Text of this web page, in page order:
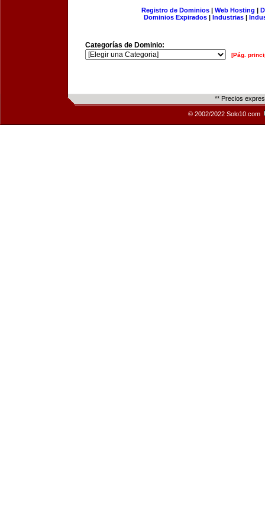
Registro de Dominios| Web Hosting |
Dominios Expirados | Industrias |
Categorías de Dominio:
[Pág.
** Precios
© 2002/2022 Solo10.com